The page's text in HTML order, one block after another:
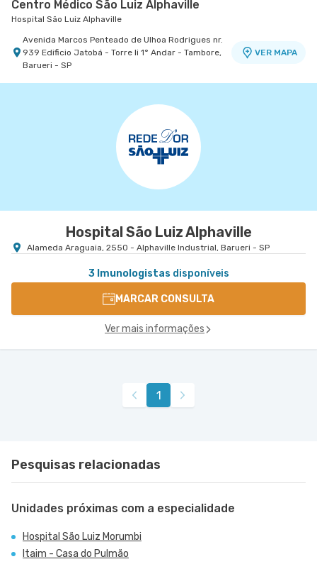
Centro Médico São Luiz Alphaville
Hospital São Luiz Alphaville
Avenida Marcos Penteado de Ulhoa Rodrigues nr.
939 Edificio Jatobá - Torre Ii 1° Andar - Tambore,
Barueri - SP
VER MAPA
Hospital São Luiz Alphaville
Alameda Araguaia, 2550 - Alphaville Industrial, Barueri - SP
3 Imunologistas disponíveis
MARCAR CONSULTA
Ver mais informações
1
Pesquisas relacionadas
Unidades próximas com a especialidade
Hospital São Luiz Morumbi
Itaim - Casa do Pulmão